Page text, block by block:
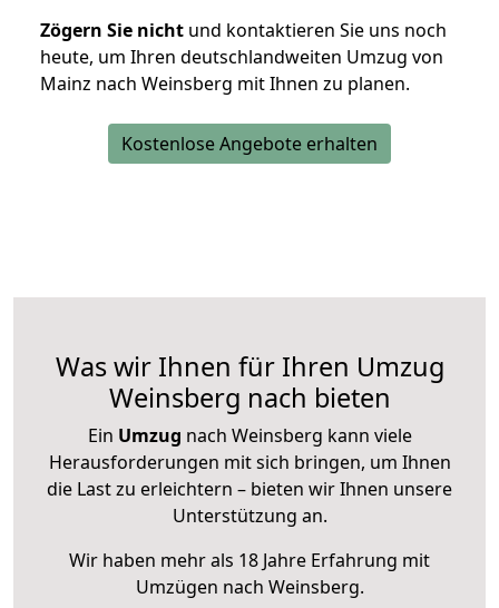
Zögern Sie nicht und kontaktieren Sie uns noch
heute, um Ihren deutschlandweiten Umzug von
Mainz nach Weinsberg mit Ihnen zu planen.
Kostenlose Angebote erhalten
Was wir Ihnen für Ihren Umzug
Weinsberg nach bieten
Ein Umzug nach Weinsberg kann viele
Herausforderungen mit sich bringen, um Ihnen
die Last zu erleichtern – bieten wir Ihnen unsere
Unterstützung an.
Wir haben mehr als 18 Jahre Erfahrung mit
Umzügen nach Weinsberg.